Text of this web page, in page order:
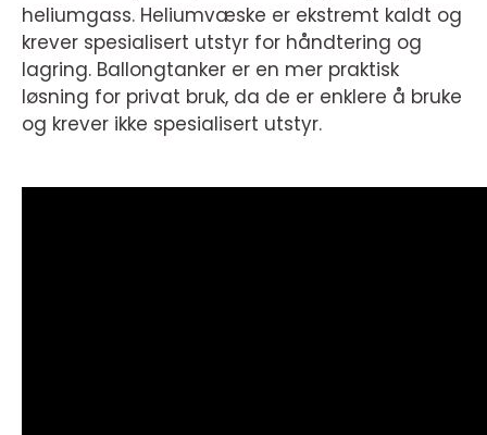
heliumgass. Heliumvæske er ekstremt kaldt og
krever spesialisert utstyr for håndtering og
lagring. Ballongtanker er en mer praktisk
løsning for privat bruk, da de er enklere å bruke
og krever ikke spesialisert utstyr.